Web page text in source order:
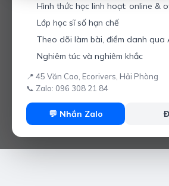
Hình thức học linh hoạt: online &
Lớp học sĩ số hạn chế
Theo dõi làm bài, điểm danh qua
Nghiêm túc và nghiêm khắc
📍 45 Văn Cao, Ecorivers, Hải Phòng
📞 Zalo: 096 308 21 84
💬 Nhắn Zalo